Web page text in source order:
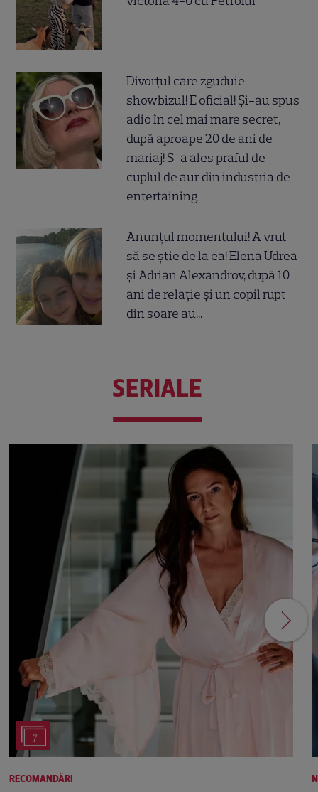
Divorțul care zguduie
showbizul! E oficial! Și-au spus
adio în cel mai mare secret,
după aproape 20 de ani de
mariaj! S-a ales praful de
cuplul de aur din industria de
entertaining
Anunțul momentului! A vrut
să se știe de la ea! Elena Udrea
și Adrian Alexandrov, după 10
ani de relație și un copil rupt
din soare au...
SERIALE
7
RECOMANDĂRI